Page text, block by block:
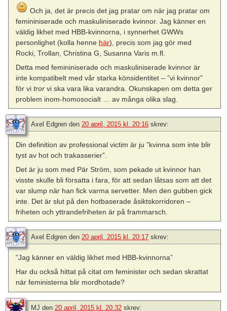
Och ja, det är precis det jag pratar om när jag pratar om
femininiserade och maskuliniserade kvinnor. Jag känner en
väldig likhet med HBB-kvinnorna, i synnerhet GWWs
personlighet (kolla henne här), precis som jag gör med
Rocki, Trollan, Christina G, Susanna Varis m.fl.
Detta med femininiserade och maskuliniserade kvinnor är
inte kompatibelt med vår starka könsidentitet – ”vi kvinnor”
för vitror vi ska vara lika varandra. Okunskapen om detta ger
problem inom-homosocialt … av många olika slag.
Axel Edgren den 20 april, 2015 kl. 20:16 skrev:
Din definition av professional victim är ju ”kvinna som inte blir
tyst av hot och trakasserier”.
Det är ju som med Pär Ström, som pekade ut kvinnor han
visste skulle bli försatta i fara, för att sedan låtsas som att det
var slump när han fick varma servetter. Men den gubben gick
inte. Det är slut på den hotbaserade åsiktskorridoren –
friheten och yttrandefriheten är på frammarsch.
Axel Edgren den 20 april, 2015 kl. 20:17 skrev:
”Jag känner en väldig likhet med HBB-kvinnorna”
Har du också hittat på citat om feminister och sedan skrattat
när feministerna blir mordhotade?
MJ den 20 april, 2015 kl. 20:32 skrev: